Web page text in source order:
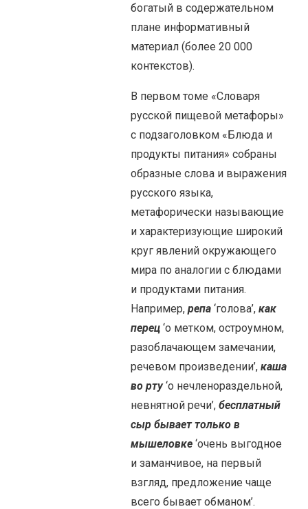
богатый в содержательном
плане информативный
материал (более 20 000
контекстов).
В первом томе «Словаря
русской пищевой метафоры»
с подзаголовком «Блюда и
продукты питания» собраны
образные слова и выражения
русского языка,
метафорически называющие
и характеризующие широкий
круг явлений окружающего
мира по аналогии с блюдами
и продуктами питания.
Например, репа ‘голова’, как
перец ‘о метком, остроумном,
разоблачающем замечании,
речевом произведении’, каша
во рту‘о нечленораздельной,
невнятной речи’, бесплатный
сыр бывает только в
мышеловке ‘очень выгодное
и заманчивое, на первый
взгляд, предложение чаще
всего бывает обманом’.